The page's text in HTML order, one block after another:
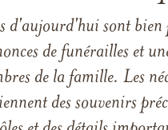
d'aujourd'hui sont bien
de funérailles et
de la famille. Les
des souvenirs